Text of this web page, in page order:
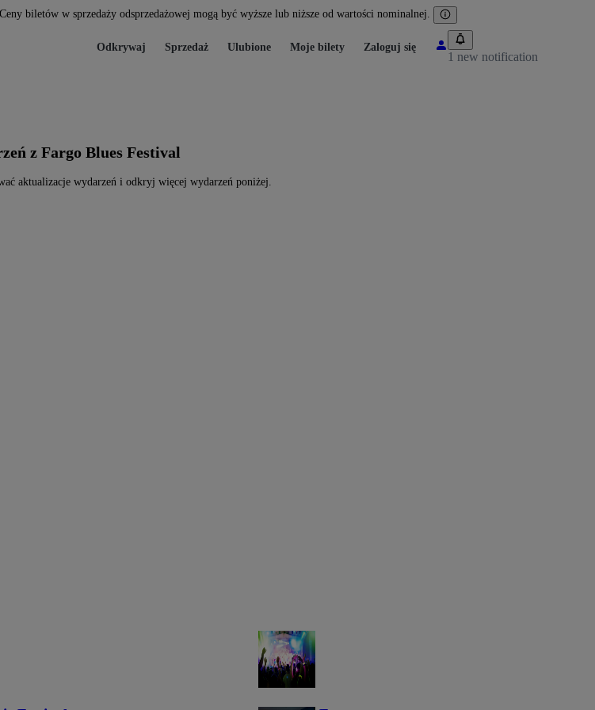
biletów w sprzedaży odsprzedażowej mogą być wyższe lub niższe od wartości nominalnej.
Odkrywaj Sprzedaż Ulubione Moje bilety Zaloguj się
1 new notification
z Fargo Blues Festival
aktualizacje wydarzeń i odkryj więcej wydarzeń poniżej.